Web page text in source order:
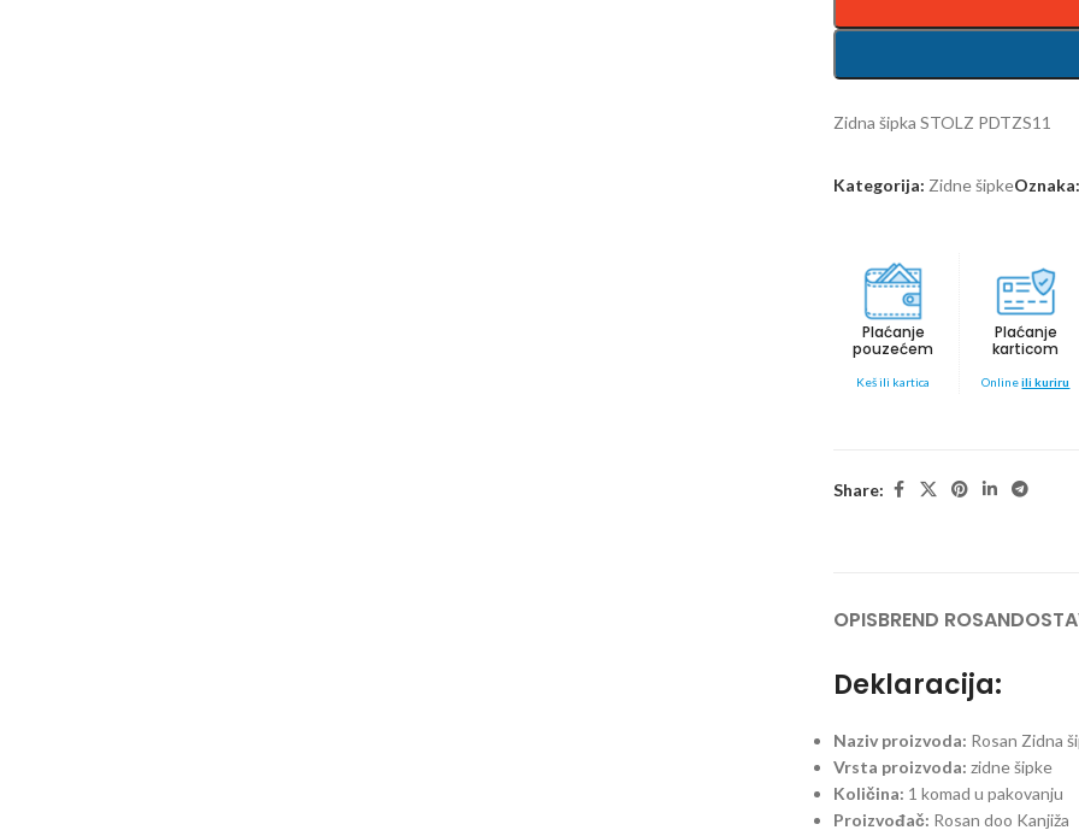
Zidna šipka STOLZ PDTZS11
Kategorija: Zidne šipkeOznaka:
Plaćanje
pouzećem
Keš ili kartica
Plaćanje
karticom
Onlineili kuriru
Share:
OPISBREND ROSAN
Deklaracija:
Naziv proizvoda: Rosan Zidna
Vrsta proizvoda: zidne šipke
Količina: 1 komad u pakovanju
Proizvođač: Rosan doo Kanjiža